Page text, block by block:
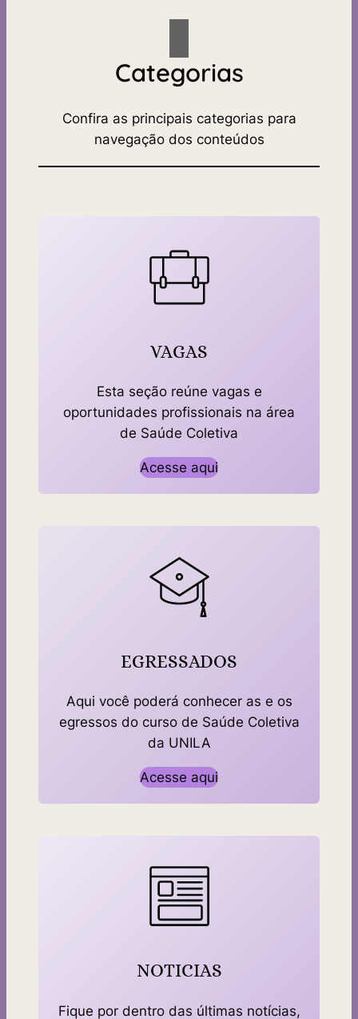
Categorias
Confira as principais categorias para
navegação dos conteúdos
VAGAS
Esta seção reúne vagas e
oportunidades profissionais na área
de Saúde Coletiva
Acesse aqui
EGRESSADOS
Aqui você poderá conhecer as e os
egressos do curso de Saúde Coletiva
da UNILA
Acesse aqui
NOTICIAS
Fique por dentro das últimas notícias,